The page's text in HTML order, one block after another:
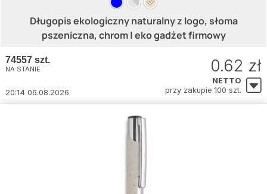
Długopis ekologiczny naturalny z logo, słoma
pszeniczna, chrom | eko gadżet firmowy
74557 szt.
NA STANIE
20:14 06.08.2026
0.62 zł
NETTO
przy zakupie 100 szt.